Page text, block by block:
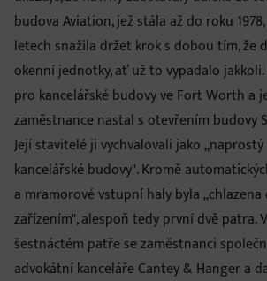
budova Aviation, jež stála až do roku
letech snažila držet krok s dobou tím, že
okenní jednotky, ať už to vypadalo
pro kancelářské budovy ve Fort Worth a
zaměstnance nastal s otevřením budovy
Její stavitelé ji vychvalovali jako
kancelářské budovy". Kromě
a mramorové vstupní haly byla
zařízením", alespoň tedy první dvě patra.
šestnáctém patře se zaměstnanci
advokátní kanceláře Cantey & Hanger a